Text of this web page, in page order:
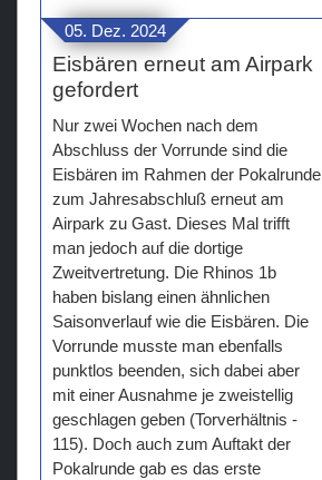
05. Dez. 2024
Eisbären erneut am Airpark
gefordert
Nur zwei Wochen nach dem
Abschluss der Vorrunde sind die
Eisbären im Rahmen der Pokalrunde
zum Jahresabschluß erneut am
Airpark zu Gast. Dieses Mal trifft
man jedoch auf die dortige
Zweitvertretung. Die Rhinos 1b
haben bislang einen ähnlichen
Saisonverlauf wie die Eisbären. Die
Vorrunde musste man ebenfalls
punktlos beenden, sich dabei aber
mit einer Ausnahme je zweistellig
geschlagen geben (Torverhältnis -
115). Doch auch zum Auftakt der
Pokalrunde gab es das erste